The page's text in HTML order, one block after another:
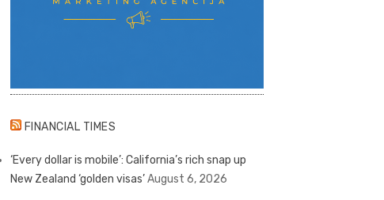
FINANCIAL TIMES
‘Every dollar is mobile’: California’s rich snap up
New Zealand ‘golden visas’August 6, 2026